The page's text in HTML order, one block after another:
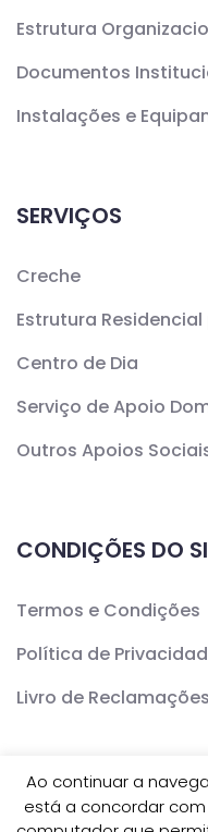
Estrutura
Documentos
Instalações e
SERVIÇOS
Creche
Estrutura Residencial
Centro de Dia
Serviço de Apoio
Outros Apoios
CONDIÇÕES DO
Termos e Condições
Política de
Livro de Reclamações
Copyright ©CERCAV
Ao continuar a
está a concordar